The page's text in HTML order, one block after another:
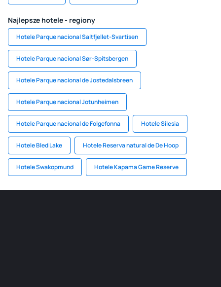
Najlepsze hotele - regiony
Hotele Parque nacional Saltfjellet-Svartisen
Hotele Parque nacional Sør-Spitsbergen
Hotele Parque nacional de Jostedalsbreen
Hotele Parque nacional Jotunheimen
Hotele Parque nacional de Folgefonna Hotele Silesia
Hotele Bled Lake Hotele Reserva natural de De Hoop
Hotele Swakopmund Hotele Kapama Game Reserve